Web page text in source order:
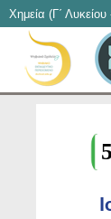
Χημεία (Γ΄